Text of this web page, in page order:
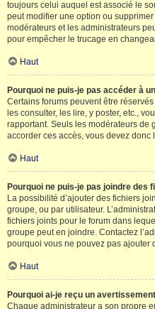
toujours celui auquel est associé le
peut modifier une option ou
modérateurs et les administrateurs
pour empêcher le trucage en
Haut
Pourquoi ne puis-je pas accéder à
Certains forums peuvent être
les consulter, les lire, y poster, etc.,
rapportant. Seuls les modérateurs de
accorder ces accès, vous devez donc
Haut
Pourquoi ne puis-je pas joindre des
La possibilité d’ajouter des fichiers
groupe, ou par utilisateur.
fichiers joints pour le forum dans
groupe peut en joindre. Contactez
pourquoi vous ne pouvez pas ajouter
Haut
Pourquoi ai-je reçu un
Chaque administrateur a son propre